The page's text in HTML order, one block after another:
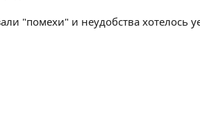
"помехи" и неудобства хотелось